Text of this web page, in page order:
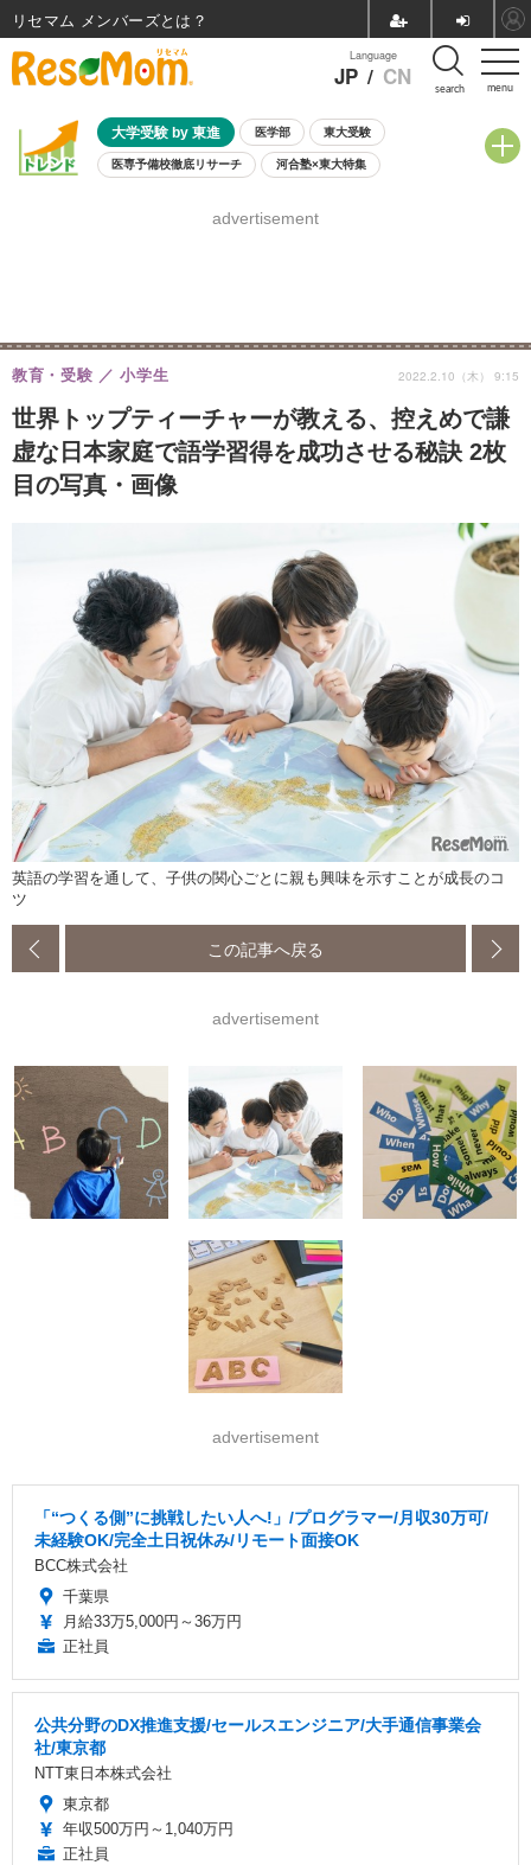
menu
Language
JP / CN search
大学受験 by 東進 医学部 東大受験
医専予備校徹底リサーチ 河合塾×東大特集
8月開催学校説明会・相談会
advertisement
世界トップティーチャーが教える、控えめで謙
虚な日本家庭で語学習得を成功させる秘訣 2枚
目の写真・画像
教育・受験 小学生 2022.2.10（木） 9:15
英語の学習を通して、子供の関心ごとに親も興味を示すことが成長のコ
ツ
この記事へ戻る
advertisement
advertisement
「“つくる側”に挑戦したい人へ!」/プログラマー/月収30万可/
未経験OK/完全土日祝休み/リモート面接OK
BCC株式会社
千葉県
月給33万5,000円～36万円
正社員
公共分野のDX推進支援/セールスエンジニア/大手通信事業会
社/東京都
NTT東日本株式会社
東京都
年収500万円～1,040万円
正社員
リセマム メンバーズ